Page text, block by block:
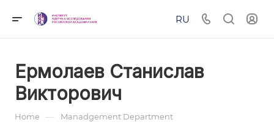
RU
Ермолаев Станислав
Викторович
Home — Manadgement Department